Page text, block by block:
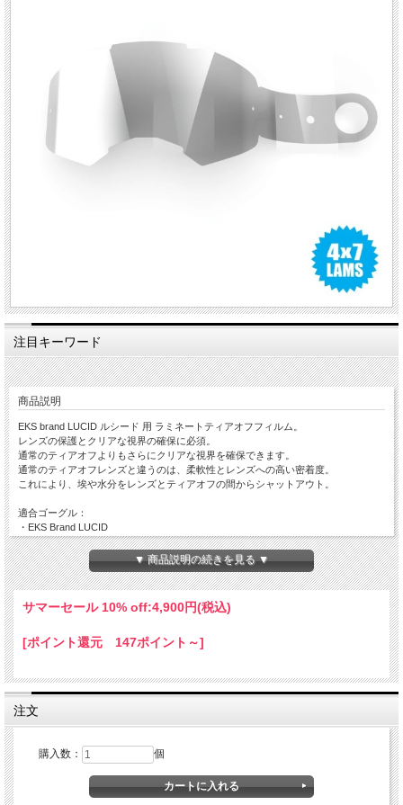
注目キーワード
商品説明
EKS brand LUCID ルシード 用 ラミネートティアオフフィルム。
レンズの保護とクリアな視界の確保に必須。
通常のティアオフよりもさらにクリアな視界を確保できます。
通常のティアオフレンズと違うのは、柔軟性とレンズへの高い密着度。
これにより、埃や水分をレンズとティアオフの間からシャットアウト。
適合ゴーグル：
・EKS Brand LUCID
▼ 商品説明の続きを見る ▼
サマーセール 10% off:4,900円(税込)
[ポイント還元 147ポイント～]
注文
購入数： 個